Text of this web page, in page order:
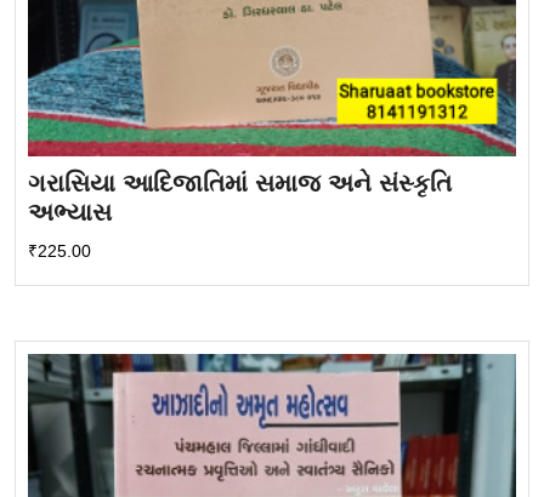
ગરાસિયા આદિજાતિમાં સમાજ અને સંસ્કૃતિ
અભ્યાસ
₹225.00